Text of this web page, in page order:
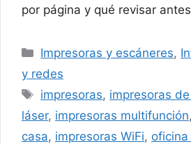
por página y qué revisar
Categorías
Impresoras y escáneres,
y redes
Etiquetas
impresoras, impresoras
láser, impresoras multifunción,
casa, impresoras WiFi, oficina